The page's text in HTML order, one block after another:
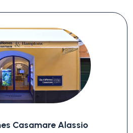
Casamare Alassio